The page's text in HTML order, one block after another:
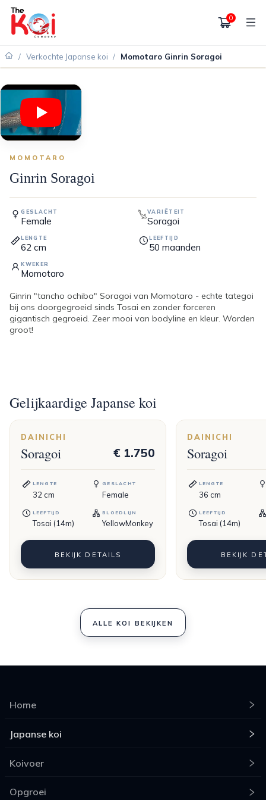
0
/ Verkochte Japanse koi / Momotaro Ginrin Soragoi
VERKOCHT
MOMOTARO
Ginrin Soragoi
GESLACHT
Female
VARIËTEIT
Soragoi
LENGTE
62 cm
LEEFTIJD
50 maanden
KWEKER
Momotaro
Ginrin "tancho ochiba" Soragoi van Momotaro - echte tategoi
bij ons doorgegroeid sinds Tosai en zonder forceren
gigantisch gegroeid. Zeer mooi van bodyline en kleur. Worden
groot!
Gelijkaardige Japanse koi
DAINICHI
Soragoi € 1.750
LENGTE
32 cm
GESLACHT
Female
LEEFTIJD
Tosai (14m)
BLOEDLIJN
YellowMonkey
BEKIJK DETAILS
DAINICHI
Soragoi
LENGTE
36 cm
LEEFTIJD
Tosai (14m)
BEKIJK
ALLE KOI BEKIJKEN
Home
Japanse koi
Koivoer
Opgroei